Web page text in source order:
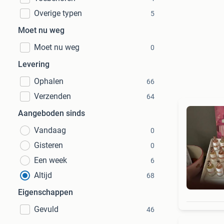
Overige typen 5
Moet nu weg
Moet nu weg
0
Levering
Ophalen
66
Verzenden 64
Aangeboden sinds
Vandaag
0
Gisteren 0
Een week 6
Altijd 68
Eigenschappen
Gevuld
46